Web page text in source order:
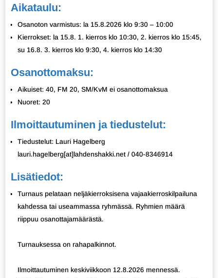
Aikataulu:
Osanoton varmistus: la 15.8.2026 klo 9:30 – 10:00
Kierrokset: la 15.8. 1. kierros klo 10:30, 2. kierros klo 15:45,
su 16.8. 3. kierros klo 9:30, 4. kierros klo 14:30
Osanottomaksu:
Aikuiset: 40, FM 20, SM/KvM ei osanottomaksua
Nuoret: 20
Ilmoittautuminen ja tiedustelut:
Tiedustelut: Lauri Hagelberg
lauri.hagelberg[at]lahdenshakki.net / 040-8346914
Lisätiedot:
Turnaus pelataan neljäkierroksisena vajaakierroskilpailuna
kahdessa tai useammassa ryhmässä. Ryhmien määrä
riippuu osanottajamäärästä.
Turnauksessa on rahapalkinnot.
Ilmoittautuminen keskiviikkoon 12.8.2026 mennessä.